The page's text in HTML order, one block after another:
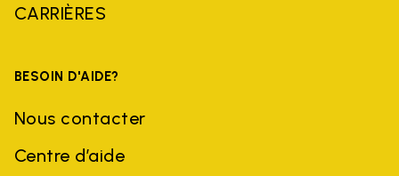
CARRIÈRES
BESOIN D'AIDE?
Nous contacter
Centre d’aide